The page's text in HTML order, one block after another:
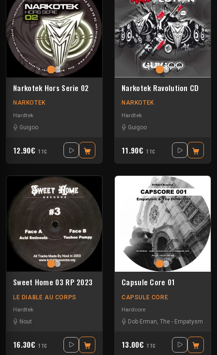
Narkotek Hors Serie 02
NARKOTEK
Hardtek
Guigoo
12.90€ TTC
Narkotek Ravolution CD
NARKOTEK
Hardtek
Guigoo
11.90€ TTC
Sweet Home 03 RP 2023
LE DIABLE AU CORPS
Hardtek
Nout
16.30€ TTC
Capsule Core 01
CAPSULE CORE
Hardcore
Dob Erman, The - Empatysm
13.00€ TTC